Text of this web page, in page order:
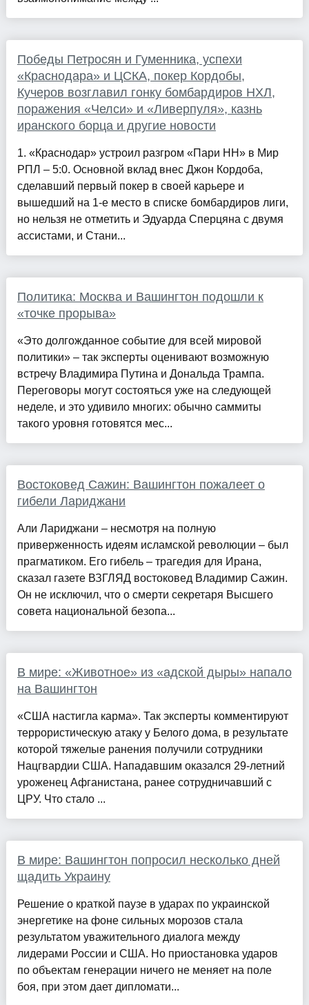
Победы Петросян и Гуменника, успехи
«Краснодара» и ЦСКА, покер Кордобы,
Кучеров возглавил гонку бомбардиров НХЛ,
поражения «Челси» и «Ливерпуля», казнь
иранского борца и другие новости
1. «Краснодар» устроил разгром «Пари НН» в Мир
РПЛ – 5:0. Основной вклад внес Джон Кордоба,
сделавший первый покер в своей карьере и
вышедший на 1-е место в списке бомбардиров лиги,
но нельзя не отметить и Эдуарда Сперцяна с двумя
ассистами, и Стани...
Политика: Москва и Вашингтон подошли к
«точке прорыва»
«Это долгожданное событие для всей мировой
политики» – так эксперты оценивают возможную
встречу Владимира Путина и Дональда Трампа.
Переговоры могут состояться уже на следующей
неделе, и это удивило многих: обычно саммиты
такого уровня готовятся мес...
Востоковед Сажин: Вашингтон пожалеет о
гибели Лариджани
Али Лариджани – несмотря на полную
приверженность идеям исламской революции – был
прагматиком. Его гибель – трагедия для Ирана,
сказал газете ВЗГЛЯД востоковед Владимир Сажин.
Он не исключил, что о смерти секретаря Высшего
совета национальной безопа...
В мире: «Животное» из «адской дыры» напало
на Вашингтон
«США настигла карма». Так эксперты комментируют
террористическую атаку у Белого дома, в результате
которой тяжелые ранения получили сотрудники
Нацгвардии США. Нападавшим оказался 29-летний
уроженец Афганистана, ранее сотрудничавший с
ЦРУ. Что стало ...
В мире: Вашингтон попросил несколько дней
щадить Украину
Решение о краткой паузе в ударах по украинской
энергетике на фоне сильных морозов стала
результатом уважительного диалога между
лидерами России и США. Но приостановка ударов
по объектам генерации ничего не меняет на поле
боя, при этом дает дипломати...